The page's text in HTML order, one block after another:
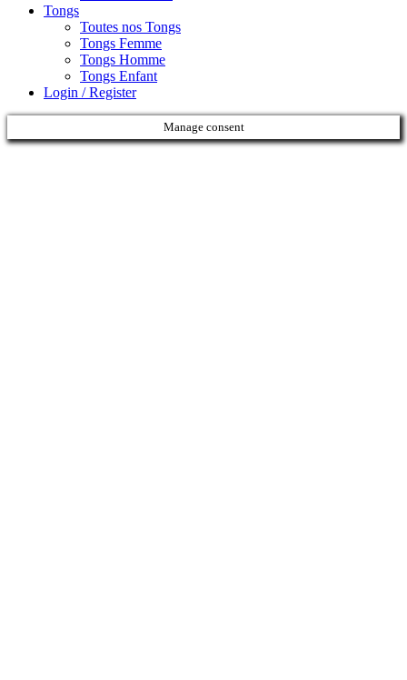
Tongs
Toutes nos Tongs
Tongs Femme
Tongs Homme
Tongs Enfant
Login / Register
Manage consent